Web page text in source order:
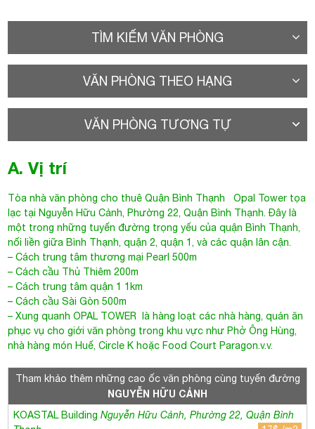
A. Vị trí
Tòa nhà văn phòng cho thuê Quận Bình ThạnhOpal Tower tọa
lạc tạiNguyễn Hữu Cảnh, Phường 22, Quận Bình Thạnh. Đây là
một trong những tuyến đường trọng yếu của quận Bình Thạnh,
nối liền giữa Bình Thạnh, quận 2, quận 1, và các quận lân cận.
– Cách cầu Thủ Thiêm 200m
– Cách trung tâm quận 1 1km
– Xung quanh
nhà hàng món Huế, Circle K hoặc Food Court Paragon.v.v.
Tham khảo thêm những cao ốc văn phòng cùng tuyến đường
NGUYỄN HỮU CẢNH
KOASTAL BuildingNguyễn Hữu Cảnh, Phường 22, Quận Bình
Thạnh
Gia Kỳ BuildingNguyễn Hữu Cảnh, Phường 22, Quận Bình
Thạnh
18
VIETPEARL TOWERNguyễn Hữu Cảnh, Phường 22, Quận Bình
G8 GOLDEN BUILDINGNguyễn Hữu Cảnh, Phường 22, Quận
KOVA CENTERNguyễn Hữu Cảnh, Phường 22, Quận Bình